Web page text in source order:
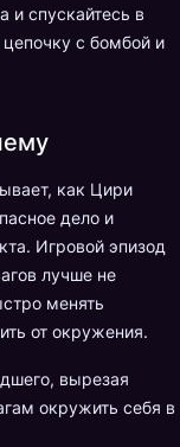
и спускайтесь в
с бомбой и
как Цири
дело и
Игровой эпизод
лучше не
менять
от окружения.
вырезая
окружить себя в